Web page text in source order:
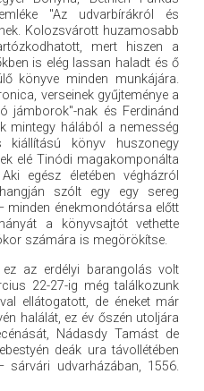
"Az udvarbírákról és
Kolozsvárott huzamosabb
mert hiszen a
is elég lassan haladt és ő
könyve minden munkájára.
verseinek gyűjteménye a
jámborok"-nak és Ferdinánd
mintegy hálából a nemesség
kiállítású könyv huszonegy
elé Tinódi magakomponálta
egész életében végházról
szólt egy egy sereg
minden énekmondótársa előtt
a könyvsajtót vethette
számára is megörökítse.
az erdélyi barangolás volt
22-27-ig még találkozunk
ellátogatott, de éneket már
halálát, ez év őszén utoljára
Nádasdy Tamást de
deák ura távollétében
udvarházában, 1556.